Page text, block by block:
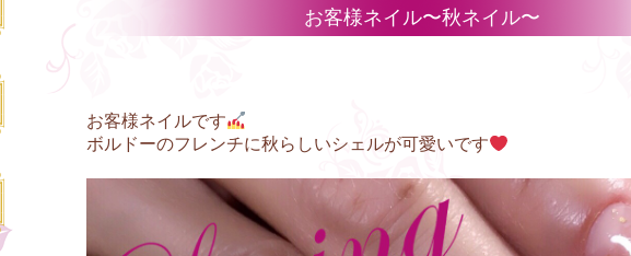
お客様ネイル〜秋ネイル〜
お客様ネイルです
ボルドーのフレンチに秋らしいシェルが可愛いです